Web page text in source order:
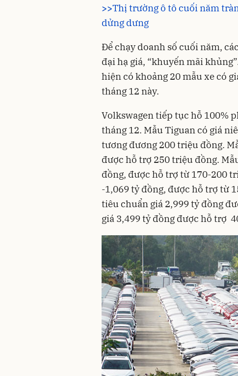
>>Thị trường ô tô cuối năm
dửng dưng
Để chạy doanh số cuối năm,
đại hạ giá, “khuyến mãi
hiện có khoảng 20 mẫu xe có
tháng 12 này.
Volkswagen tiếp tục hỗ 100%
tháng 12. Mẫu Tiguan có giá
tương đương 200 triệu đồng.
được hỗ trợ 250 triệu đồng.
đồng, được hỗ trợ từ 170-200
-1,069 tỷ đồng, được hỗ trợ từ
tiêu chuẩn giá 2,999 tỷ đồng
giá 3,499 tỷ đồng được hỗ trợ